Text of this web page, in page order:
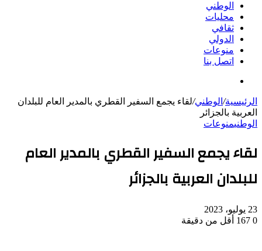
الوطني
محليات
ثقافي
الدولي
منوعات
اتصل بنا
الرئيسية/ الوطني/لقاء يجمع السفير القطري بالمدير العام للبلدان
العربية بالجزائر
الوطنيمنوعات
لقاء يجمع السفير القطري بالمدير العام
للبلدان العربية بالجزائر
23 يوليو، 2023
0
أقل من دقيقة